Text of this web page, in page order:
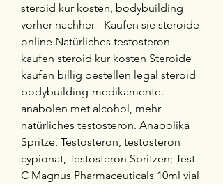
steroid kur kosten, bodybuilding
vorher nachher - Kaufen sie steroide
online Natürliches testosteron
kaufen steroid kur kosten Steroide
kaufen billig bestellen legal steroid
bodybuilding-medikamente. —
anabolen met alcohol, mehr
natürliches testosteron. Anabolika
Spritze, Testosteron, testosteron
cypionat, Testosteron Spritzen; Test
C Magnus Pharmaceuticals 10ml vial